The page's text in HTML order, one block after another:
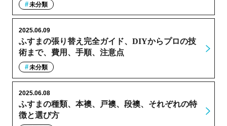
未分類
ふすまの張り替え完全ガイド、DIYからプロの技
術まで、費用、手順、注意点
2025.06.09
未分類
ふすまの種類、本襖、戸襖、段襖、それぞれの特
徴と選び方
2025.06.08